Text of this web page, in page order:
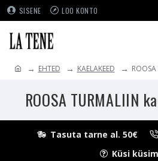
SISENE LOO KONTO
EHTED KAELAKEED
ROOSA TURMALIIN
Tasuta tarne al. 50€
Küsi